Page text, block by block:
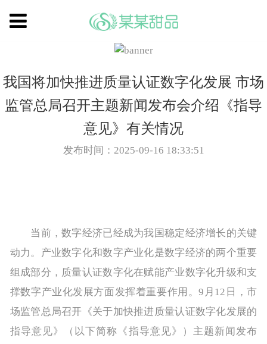
我国将加快推进质量认证数字化发展 市场
监管总局召开主题新闻发布会介绍《指导
意见》有关情况
发布时间：2025-09-16 18:33:51
当前，数字经济已经成为我国稳定经济增长的关键
动力。产业数字化和数字产业化是数字经济的两个重要
组成部分，质量认证数字化在赋能产业数字化升级和支
撑数字产业化发展方面发挥着重要作用。9月12日，市
场监管总局召开《关于加快推进质量认证数字化发展的
指导意见》（以下简称《指导意见》）主题新闻发布